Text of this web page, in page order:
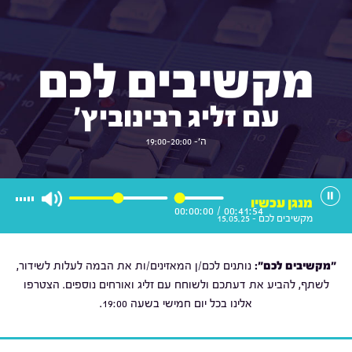
מקשיבים לכם
עם זליג רבינוביץ'
ה'- 19:00-20:00
00:41:54
/
00:00:00
מנגן עכשיו
מקשיבים לכם - 15.05.25
"מקשיבים לכם": נותנים לכם/ן המאזינים/ות את הבמה לעלות לשידור,
לשתף, להביע את דעתכם ולשוחח עם זליג ואורחים נוספים. הצטרפו
אלינו בכל יום חמישי בשעה 19:00.